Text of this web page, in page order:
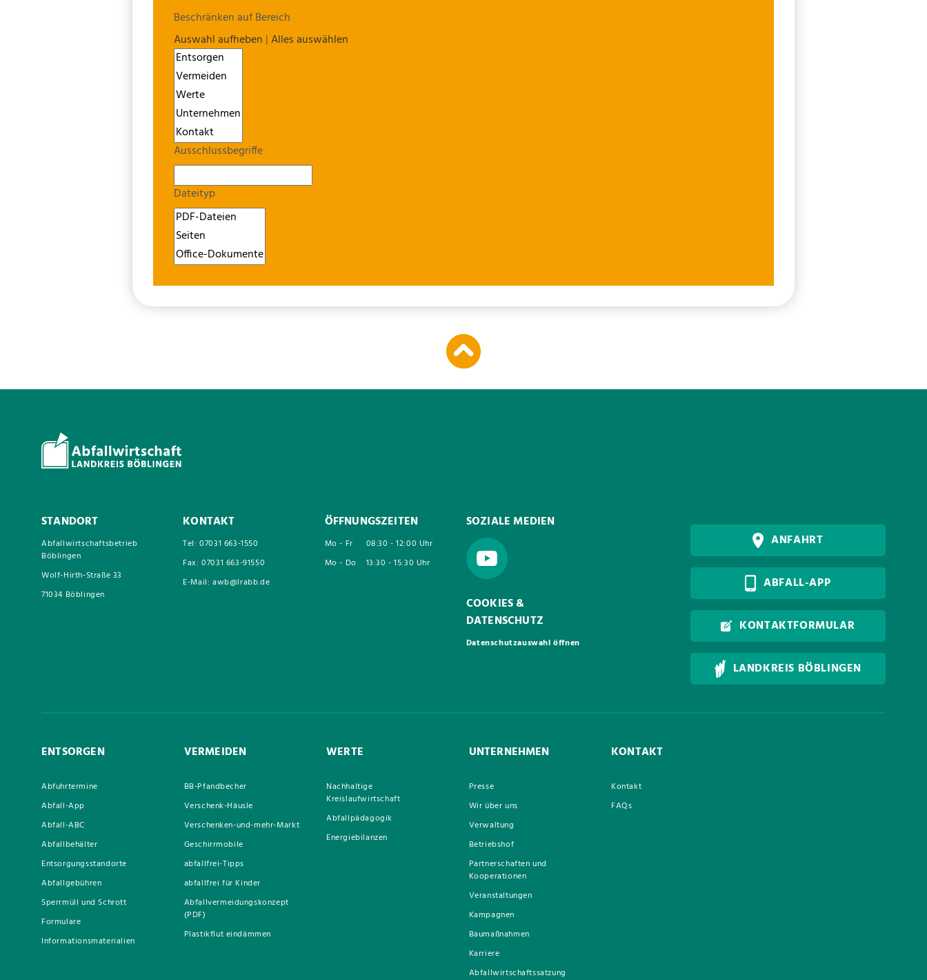
Beschränken auf Bereich
Auswahl aufheben |Alles auswählen
Ausschlussbegriffe
Dateityp
STANDORT
Abfallwirtschaftsbetrieb
Böblingen
Wolf-Hirth-Straße 33
71034 Böblingen
KONTAKT
Tel: 07031 663-1550
Fax: 07031 663-91550
E-Mail: awb@lrabb.de
ÖFFNUNGSZEITEN
Mo - Fr
08:30 - 12:00 Uhr
Mo - Do
13:30 - 15:30 Uhr
SOZIALE MEDIEN
COOKIES &
DATENSCHUTZ
Datenschutzauswahl öffnen
ANFAHRT
ABFALL-APP
KONTAKTFORMULAR
LANDKREIS BÖBLINGEN
ENTSORGEN
Abfuhrtermine
Abfall-App
Abfall-ABC
Abfallbehälter
Entsorgungsstandorte
Abfallgebühren
Sperrmüll und Schrott
Formulare
Informationsmaterialien
VERMEIDEN
BB-Pfandbecher
Verschenk-Häusle
Verschenken-und-mehr-Markt
Geschirrmobile
abfallfrei-Tipps
abfallfrei für Kinder
Abfallvermeidungskonzept
(PDF)
Plastikflut eindämmen
WERTE
Nachhaltige
Kreislaufwirtschaft
Abfallpädagogik
Energiebilanzen
UNTERNEHMEN
Presse
Wir über uns
Verwaltung
Betriebshof
Partnerschaften und
Kooperationen
Veranstaltungen
Kampagnen
Baumaßnahmen
Karriere
Abfallwirtschaftssatzung
KONTAKT
Kontakt
FAQs